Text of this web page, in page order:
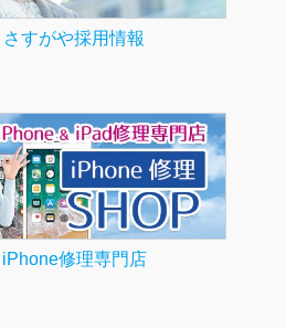
さすがや採用情報
iPhone修理専門店